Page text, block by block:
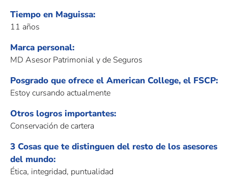
Tiempo en Maguissa:
11 años
Marca personal:
MD Asesor Patrimonial y de Seguros
Posgrado que ofrece el American College, el FSCP:
Estoy cursando actualmente
Otros logros importantes:
Conservación de cartera
3 Cosas que te distinguen del resto de los asesores
del mundo:
Ética, integridad, puntualidad